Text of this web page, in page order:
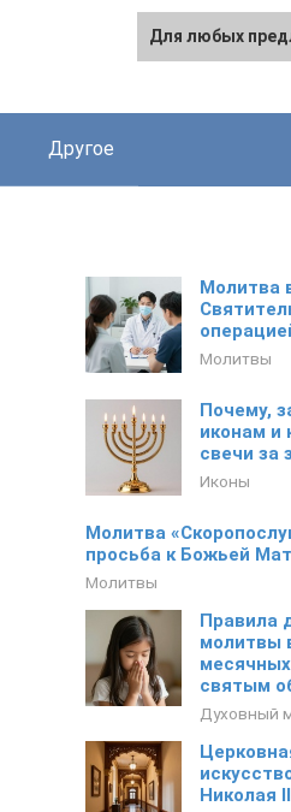
Другое
Молитва
Молитвы
Почему,
иконам и
свечи за
Иконы
Молитва
просьба к Божьей
Молитвы
Правила
молитвы
святым
Духовный
Николая II
Для любых